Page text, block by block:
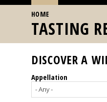
Home
Our
events
YOU ARE HERE
HOME
TASTING
DISCOVER A
Appellation